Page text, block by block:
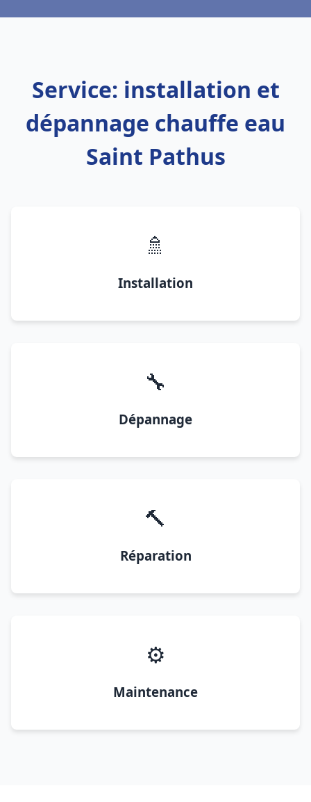
Service: installation et
dépannage chauffe eau
Saint Pathus
🚿
Installation
🔧
Dépannage
🔨
Réparation
⚙️
Maintenance